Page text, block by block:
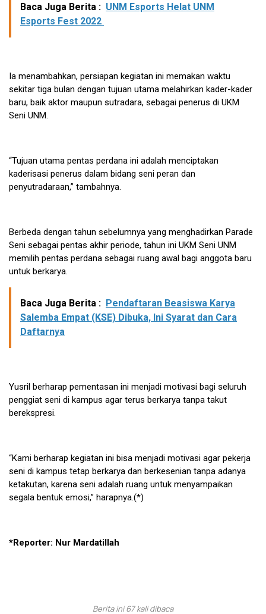
Baca Juga Berita : UNM Esports Helat UNM
Esports Fest 2022
Ia menambahkan, persiapan kegiatan ini memakan waktu
sekitar tiga bulan dengan tujuan utama melahirkan kader-kader
baru, baik aktor maupun sutradara, sebagai penerus di UKM
Seni UNM.
“Tujuan utama pentas perdana ini adalah menciptakan
kaderisasi penerus dalam bidang seni peran dan
penyutradaraan,” tambahnya.
Berbeda dengan tahun sebelumnya yang menghadirkan Parade
Seni sebagai pentas akhir periode, tahun ini UKM Seni UNM
memilih pentas perdana sebagai ruang awal bagi anggota baru
untuk berkarya.
Baca Juga Berita : Pendaftaran Beasiswa Karya
Salemba Empat (KSE) Dibuka, Ini Syarat dan Cara
Daftarnya
Yusril berharap pementasan ini menjadi motivasi bagi seluruh
penggiat seni di kampus agar terus berkarya tanpa takut
berekspresi.
“Kami berharap kegiatan ini bisa menjadi motivasi agar pekerja
seni di kampus tetap berkarya dan berkesenian tanpa adanya
ketakutan, karena seni adalah ruang untuk menyampaikan
segala bentuk emosi,” harapnya.(*)
*Reporter: Nur Mardatillah
Berita ini 67 kali dibaca